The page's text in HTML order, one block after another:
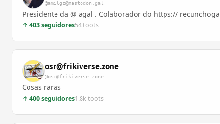
@amilgz@mastodon.gal
Presidente da @ agal . Colaborador do https://
↑ 403 seguidores54 toots
osr@frikiverse.zone
@osr@frikiverse.zone
Cosas raras
↑ 400 seguidores1.8k toots